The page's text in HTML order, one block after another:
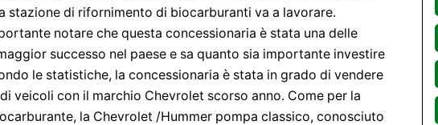
stazione di rifornimento di biocarburanti va a lavorare.
notare che questa concessionaria è stata una delle
successo nel paese e sa quanto sia importante investire
le statistiche, la concessionaria è stata in grado di vendere
veicoli con il marchio Chevrolet scorso anno. Come per la
la Chevrolet /Hummer pompa classico, conosciuto